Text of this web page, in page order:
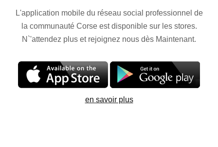
L'application mobile du réseau social professionnel de
la communauté Corse est disponible sur les stores.
N`'attendez plus et rejoignez nous dès Maintenant.
en savoir plus